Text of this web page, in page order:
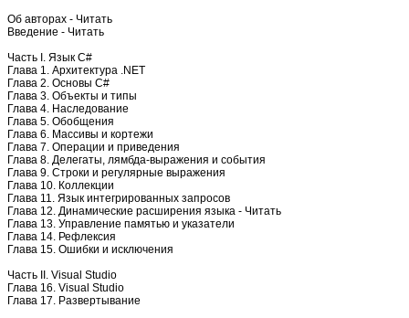
Об авторах - Читать
Введение - Читать
Часть I. Язык C#
Глава 1. Архитектура .NET
Глава 2. Основы C#
Глава 3. Объекты и типы
Глава 4. Наследование
Глава 5. Обобщения
Глава 6. Массивы и кортежи
Глава 7. Операции и приведения
Глава 8. Делегаты, лямбда-выражения и события
Глава 9. Строки и регулярные выражения
Глава 10. Коллекции
Глава 11. Язык интегрированных запросов
Глава 12. Динамические расширения языка - Читать
Глава 13. Управление памятью и указатели
Глава 14. Рефлексия
Глава 15. Ошибки и исключения
Часть II. Visual Studio
Глава 16. Visual Studio
Глава 17. Развертывание